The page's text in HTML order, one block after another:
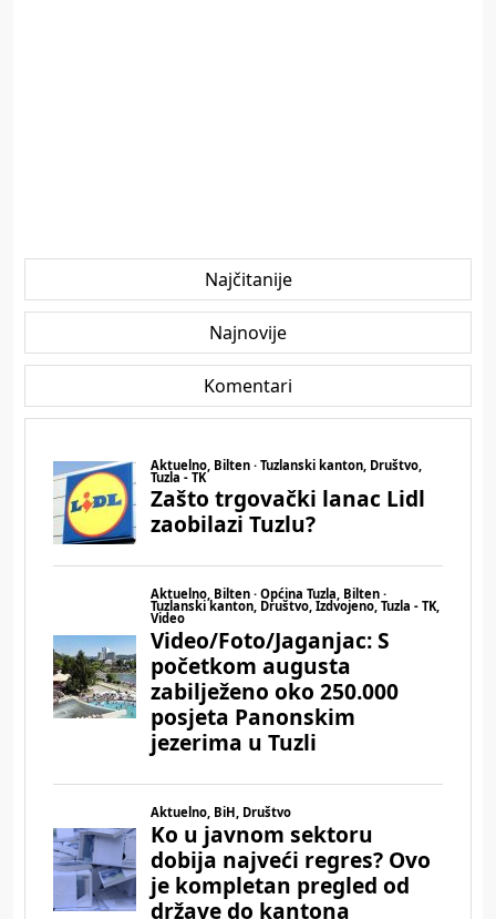
Najčitanije
Najnovije
Komentari